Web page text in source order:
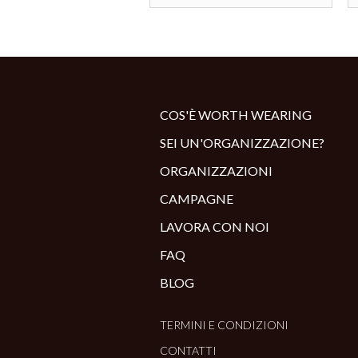
COS'È WORTH WEARING
SEI UN'ORGANIZZAZIONE?
ORGANIZZAZIONI
CAMPAGNE
LAVORA CON NOI
FAQ
BLOG
TERMINI E CONDIZIONI
CONTATTI